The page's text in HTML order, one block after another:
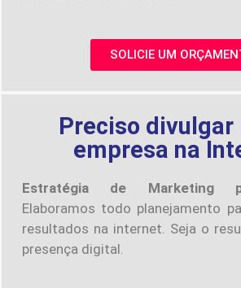
SOLICIE UM
Preciso divulgar
empresa na
Estratégia de Marketing
Elaboramos todo planejamento
resultados na internet. Seja o
presença digital.